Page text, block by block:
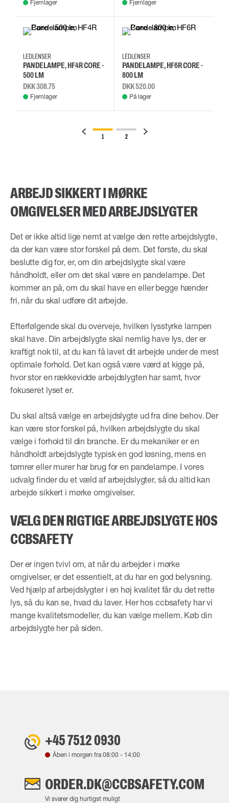
Fjernlager Fjernlager
LEDLENSER
PANDELAMPE, HF4R CORE -
500 LM
DKK 308.75
Fjernlager
LEDLENSER
PANDELAMPE, HF6R CORE -
800 LM
DKK 520.00
På lager
1 2
ARBEJD SIKKERT I MØRKE
OMGIVELSER MED ARBEJDSLYGTER
Det er ikke altid lige nemt at vælge den rette arbejdslygte,
da der kan være stor forskel på dem. Det første, du skal
beslutte dig for, er, om din arbejdslygte skal være
håndholdt, eller om det skal være en pandelampe. Det
kommer an på, om du skal have en eller begge hænder
fri, når du skal udføre dit arbejde.
Efterfølgende skal du overveje, hvilken lysstyrke lampen
skal have. Din arbejdslygte skal nemlig have lys, der er
kraftigt nok til, at du kan få lavet dit arbejde under de mest
optimale forhold. Det kan også være værd at kigge på,
hvor stor en rækkevidde arbejdslygten har samt, hvor
fokuseret lyset er.
Du skal altså vælge en arbejdslygte ud fra dine behov. Der
kan være stor forskel på, hvilken arbejdslygte du skal
vælge i forhold til din branche. Er du mekaniker er en
håndholdt arbejdslygte typisk en god løsning, mens en
tømrer eller murer har brug for en pandelampe. I vores
udvalg finder du et væld af arbejdslygter, så du altid kan
arbejde sikkert i mørke omgivelser.
VÆLG DEN RIGTIGE ARBEJDSLYGTE HOS
CCBSAFETY
Der er ingen tvivl om, at når du arbejder i mørke
omgivelser, er det essentielt, at du har en god belysning.
Ved hjælp af arbejdslygter i en høj kvalitet får du det rette
lys, så du kan se, hvad du laver. Her hos ccbsafety har vi
mange kvalitetsmodeller, du kan vælge mellem. Køb din
arbejdslygte her på siden.
+45 7512 0930
Åben i morgen fra08:00 - 14:00
ORDER.DK@CCBSAFETY.COM
Vi svarer dig hurtigst muligt